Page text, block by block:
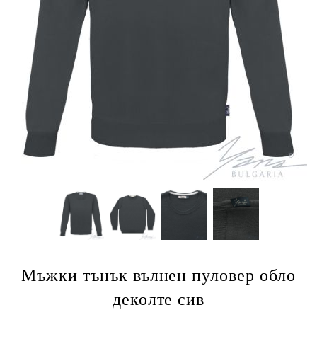
Мъжки тънък вълнен пуловер обло
деколте сив